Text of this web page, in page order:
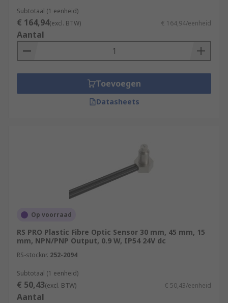
Subtotaal (1 eenheid)
€ 164,94(excl. BTW) € 164,94/eenheid
Aantal
Toevoegen
Datasheets
Op voorraad
RS PRO Plastic Fibre Optic Sensor 30 mm, 45 mm, 15
mm, NPN/PNP Output, 0.9 W, IP54 24V dc
RS-stocknr. 252-2094
Subtotaal (1 eenheid)
€ 50,43(excl. BTW) € 50,43/eenheid
Aantal